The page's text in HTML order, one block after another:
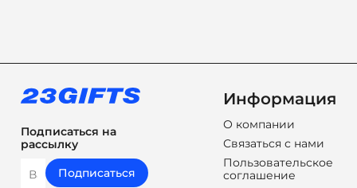
Подписаться на
рассылку
Подписаться
Информация
О компании
Связаться с нами
Пользовательское
соглашение